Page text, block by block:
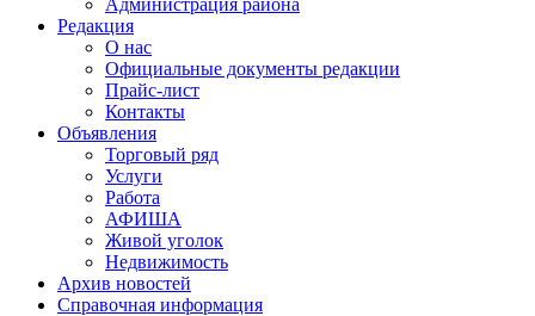
Администрация района
Редакция
О нас
Официальные документы редакции
Прайс-лист
Контакты
Объявления
Торговый ряд
Услуги
Работа
АФИША
Живой уголок
Недвижимость
Архив новостей
Справочная информация